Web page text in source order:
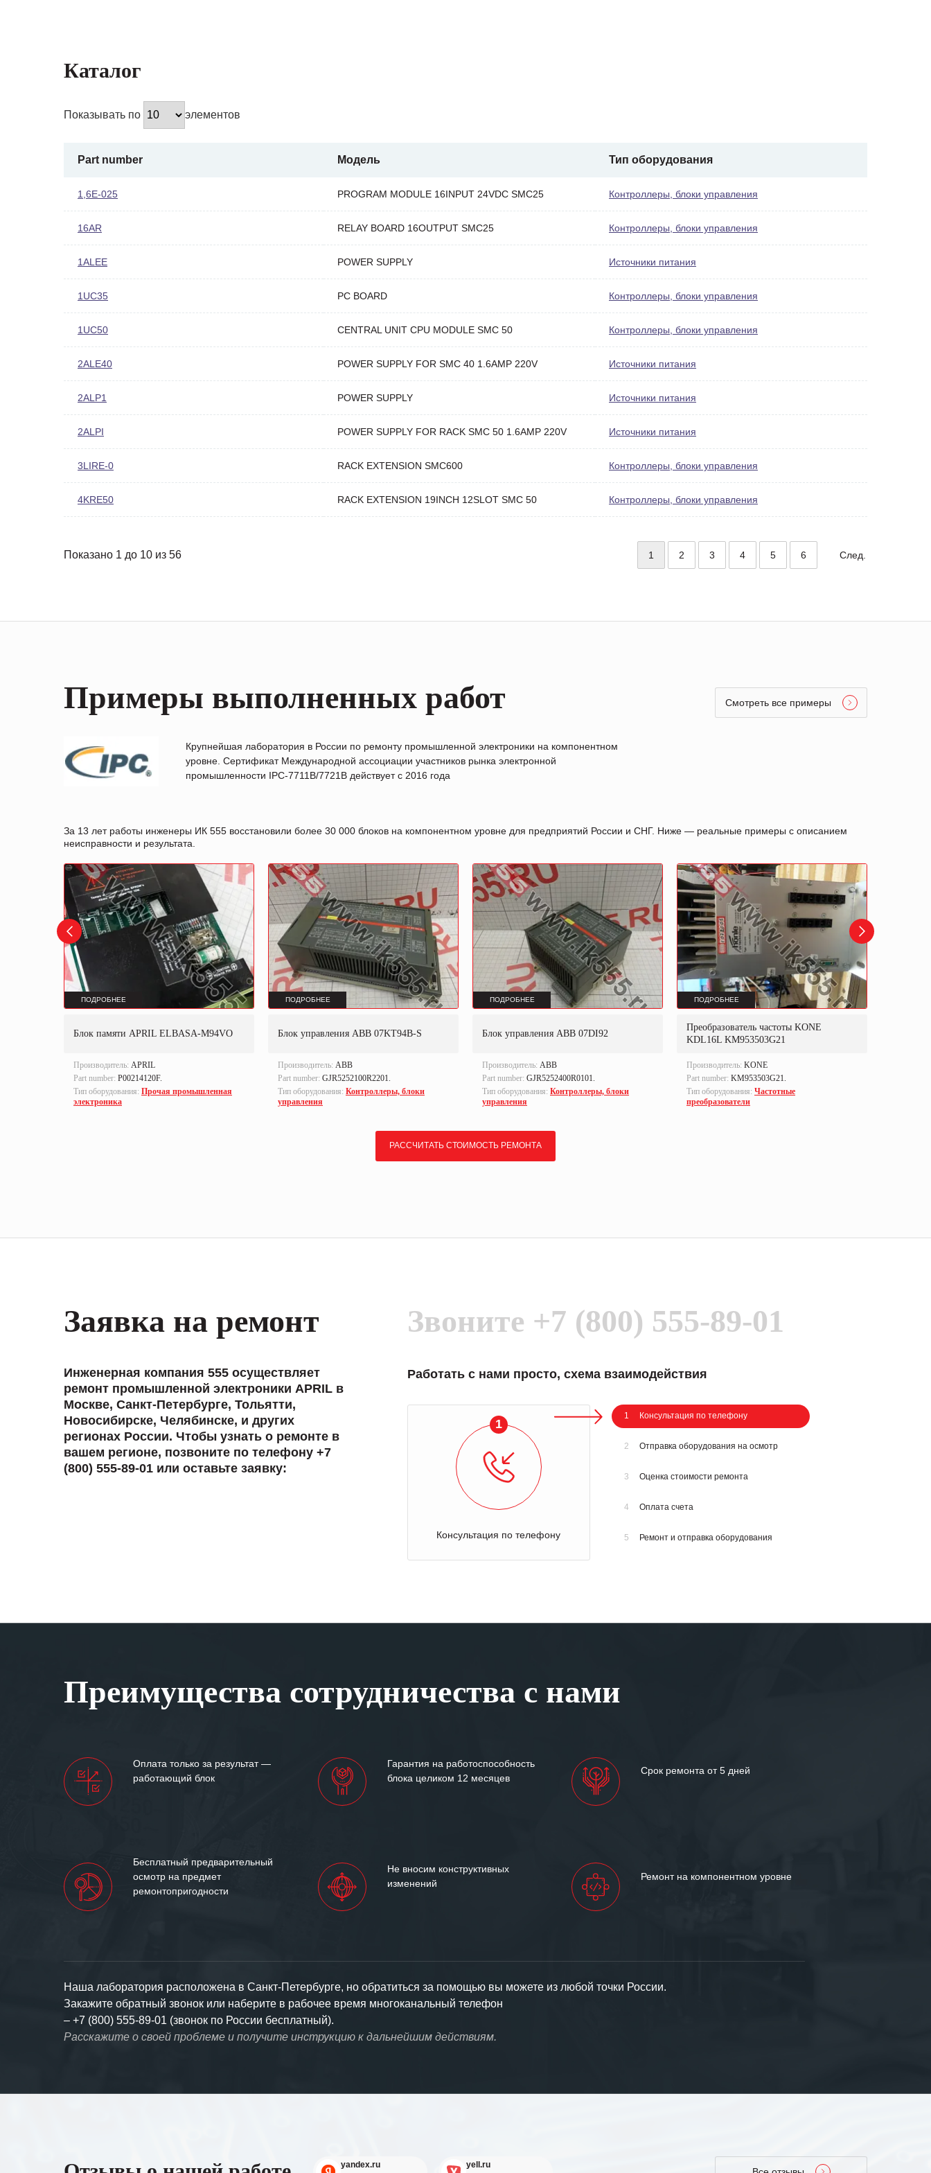
Каталог
Показывать по элементов
Part number Модель Тип оборудования
1,6E-025 PROGRAM MODULE 16INPUT 24VDC SMC25 Контроллеры, блоки управления
16AR RELAY BOARD 16OUTPUT SMC25 Контроллеры, блоки управления
1ALEE POWER SUPPLY Источники питания
1UC35 PC BOARD Контроллеры, блоки управления
1UC50 CENTRAL UNIT CPU MODULE SMC 50 Контроллеры, блоки управления
2ALE40 POWER SUPPLY FOR SMC 40 1.6AMP 220V Источники питания
2ALP1 POWER SUPPLY Источники питания
2ALPI POWER SUPPLY FOR RACK SMC 50 1.6AMP 220V Источники питания
3LIRE-0 RACK EXTENSION SMC600 Контроллеры, блоки управления
4KRE50 RACK EXTENSION 19INCH 12SLOT SMC 50 Контроллеры, блоки управления
Показано 1 до 10 из 56 1 2 3 4 5 6 След.
Примеры выполненных работ
Крупнейшая лаборатория в России по ремонту промышленной электроники на компонентном
уровне. Сертификат Международной ассоциации участников рынка электронной
промышленности IPC-7711B/7721B действует с 2016 года
Смотреть все примеры
За 13 лет работы инженеры ИК 555 восстановили более 30 000 блоков на компонентном уровне для предприятий России и СНГ. Ниже — реальные примеры с описанием
неисправности и результата.
ПОДРОБНЕЕ
Блок памяти APRIL ELBASA-M94VO
Производитель: APRIL
Part number: P00214120F.
Тип оборудования: Прочая промышленная
электроника
ПОДРОБНЕЕ
Блок управления ABB 07KT94B-S
Производитель: ABB
Part number: GJR5252100R2201.
Тип оборудования: Контроллеры, блоки
управления
ПОДРОБНЕЕ
Блок управления ABB 07DI92
Производитель: ABB
Part number: GJR5252400R0101.
Тип оборудования: Контроллеры, блоки
управления
ПОДРОБНЕЕ
Преобразователь частоты KONE
KDL16L KM953503G21
Производитель: KONE
Part number: KM953503G21.
Тип оборудования: Частотные
преобразователи
РАССЧИТАТЬ СТОИМОСТЬ РЕМОНТА
Заявка на ремонт
Инженерная компания 555 осуществляет
ремонт промышленной электроники APRIL в
Москве, Санкт-Петербурге, Тольятти,
Новосибирске, Челябинске, и других
регионах России. Чтобы узнать о ремонте в
вашем регионе, позвоните по телефону +7
(800) 555-89-01 или оставьте заявку:
Звоните +7 (800) 555-89-01
Работать с нами просто, схема взаимодействия
1
Консультация по телефону
1 Консультация по телефону
2 Отправка оборудования на осмотр
3 Оценка стоимости ремонта
4 Оплата счета
5 Ремонт и отправка оборудования
Преимущества сотрудничества с нами
Оплата только за результат —
работающий блок
Гарантия на работоспособность
блока целиком 12 месяцев
Срок ремонта от 5 дней
Бесплатный предварительный
осмотр на предмет
ремонтопригодности
Не вносим конструктивных
изменений
Ремонт на компонентном уровне
Наша лаборатория расположена в Санкт-Петербурге, но обратиться за помощью вы можете из любой точки России.
Закажите обратный звонок или наберите в рабочее время многоканальный телефон
– +7 (800) 555-89-01 (звонок по России бесплатный).
Расскажите о своей проблеме и получите инструкцию к дальнейшим действиям.
yandex.ru yell.ru